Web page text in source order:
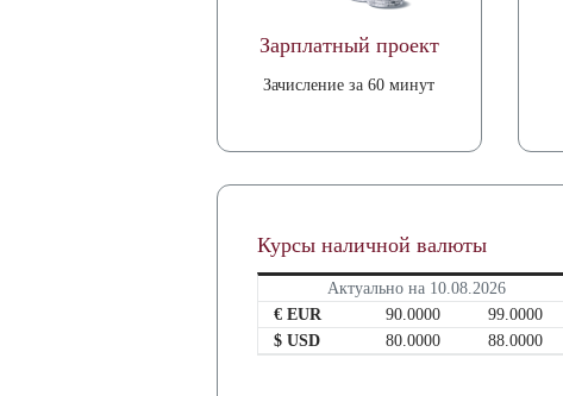
Зарплатный проект
Зачисление за 60 минут
Курсы наличной валюты
Актуально на 10.08.2026
€ EUR
90.0000
99.0000
$ USD
80.0000 88.0000